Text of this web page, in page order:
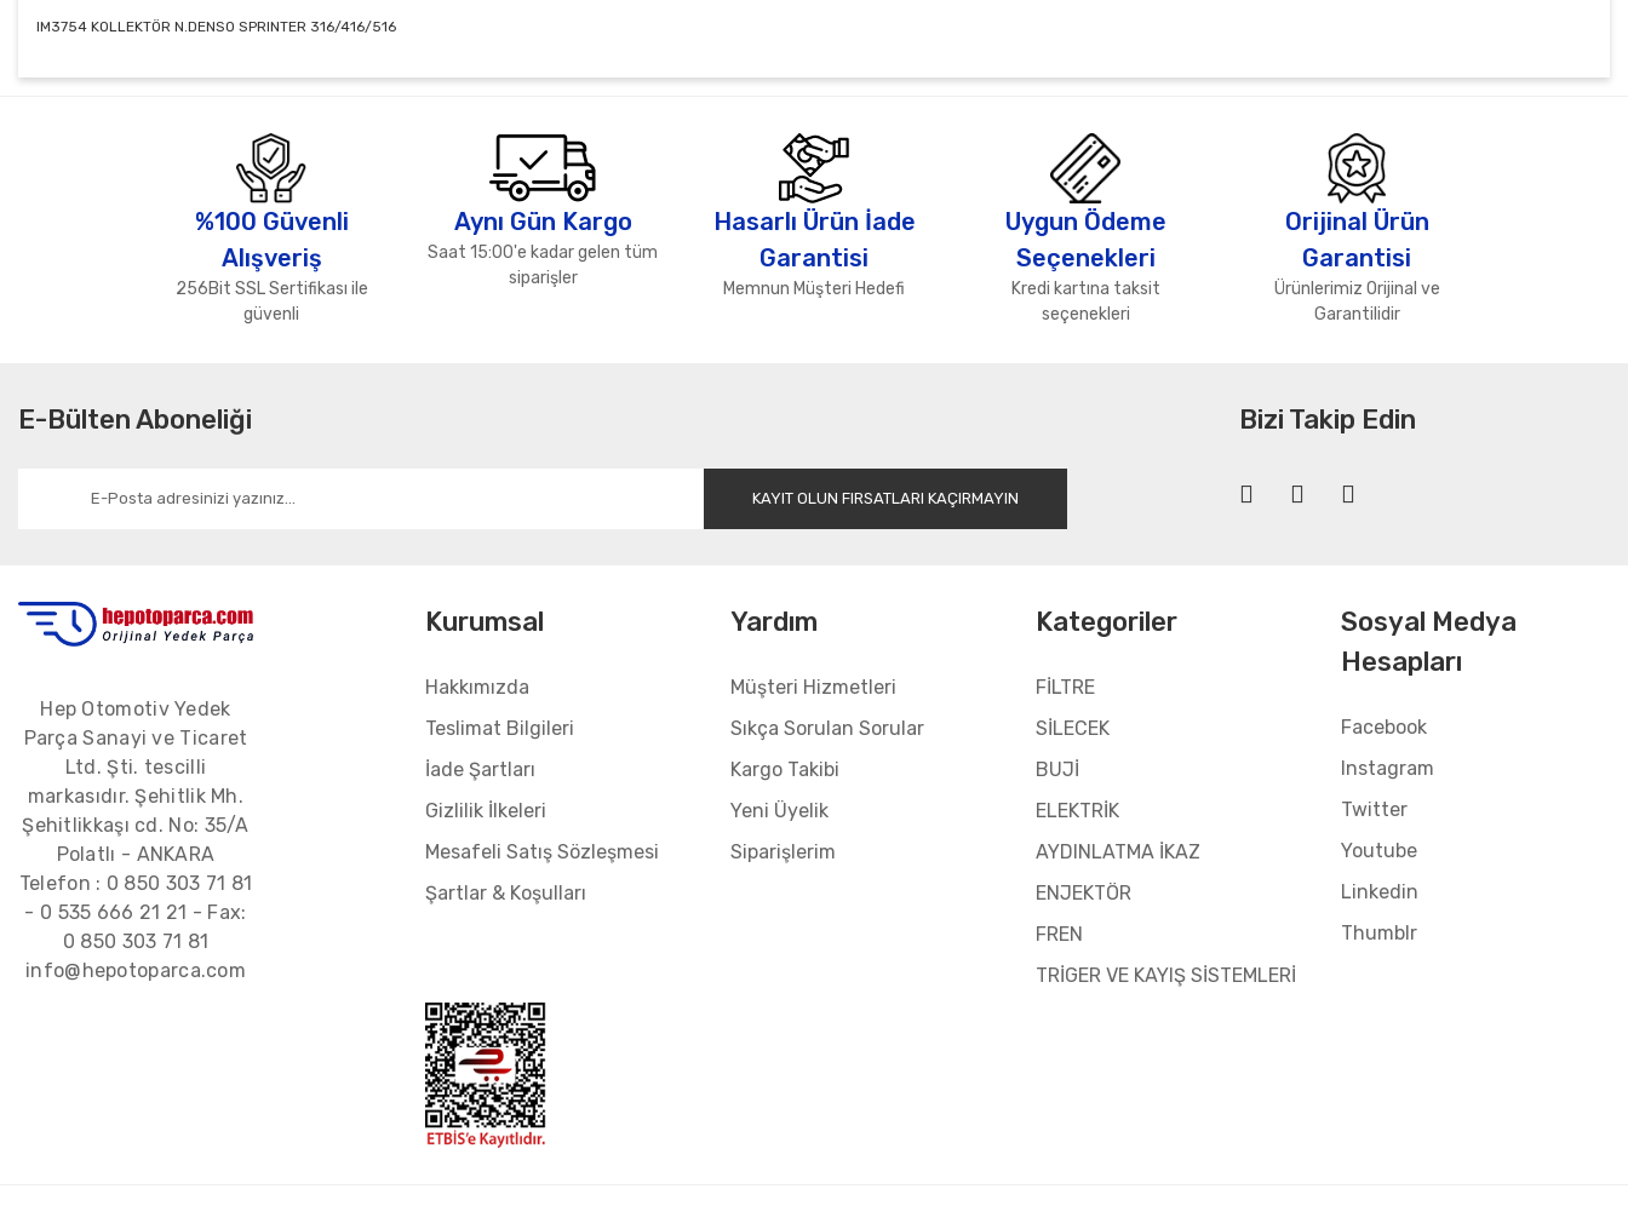
IM3754 KOLLEKTÖR N.DENSO SPRINTER 316/416/516
Yorum Yaz
Ürün resmi kalitesiz, bozuk veya görüntülenemiyor.
Ürün açıklamasında eksik bilgiler bulunuyor.
Ürün fiyatı diğer sitelerden daha pahalı.
Bu ürüne benzer farklı alternatifler olmalı.
Gönder
%100 Güvenli
Alışveriş
256Bit SSL Sertifikası ile
güvenli
Aynı Gün Kargo
Saat 15:00'e kadar gelen tüm
siparişler
Hasarlı Ürün İade
Garantisi
Memnun Müşteri Hedefi
Uygun Ödeme
Seçenekleri
Kredi kartına taksit
seçenekleri
Orijinal Ürün
Garantisi
Ürünlerimiz Orijinal ve
Garantilidir
E-Bülten Aboneliği
KAYIT OLUN FIRSATLARI KAÇIRMAYIN
Bizi Takip Edin
Hep Otomotiv Yedek
Parça Sanayi ve Ticaret
Ltd. Şti. tescilli
markasıdır. Şehitlik Mh.
Şehitlikkaşı cd. No: 35/A
Polatlı - ANKARA
Telefon : 0 850 303 71 81
- 0 535 666 21 21 - Fax:
0 850 303 71 81
info@hepotoparca.com
Kurumsal
Hakkımızda
Teslimat Bilgileri
İade Şartları
Gizlilik İlkeleri
Mesafeli Satış Sözleşmesi
Şartlar & Koşulları
Yardım
Müşteri Hizmetleri
Sıkça Sorulan Sorular
Kargo Takibi
Yeni Üyelik
Siparişlerim
Kategoriler
FİLTRE
SİLECEK
BUJİ
ELEKTRİK
AYDINLATMA İKAZ
ENJEKTÖR
FREN
TRİGER VE KAYIŞ SİSTEMLERİ
Sosyal Medya
Hesapları
Facebook
Instagram
Twitter
Youtube
Linkedin
Thumblr